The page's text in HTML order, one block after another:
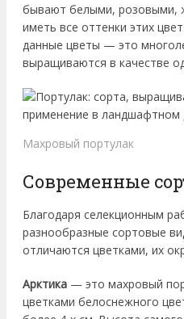
бывают белыми, розовыми,
иметь все оттенки этих
данные цветы — это
выращиваются в качестве
Махровый портулак
Современные
Благодаря селекционным
разнообразные сортовые
отличаются цветками, их
Арктика — это махровый
цветками белоснежного